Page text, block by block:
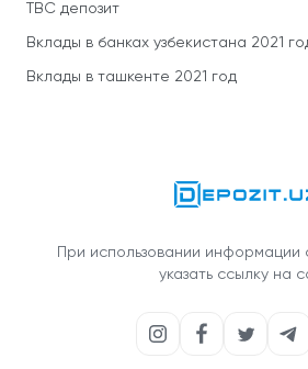
TBC депозит
Вклады в банках узбекистана 2021
Вклады в ташкенте 2021 год
При использовании информации
указать ссылку на